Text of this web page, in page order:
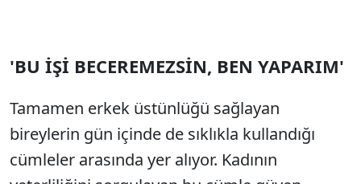
'BU İŞİ BECEREMEZSİN, BEN YAPARIM'
Tamamen erkek üstünlüğü sağlayan
bireylerin gün içinde de sıklıkla kullandığı
cümleler arasında yer alıyor. Kadının